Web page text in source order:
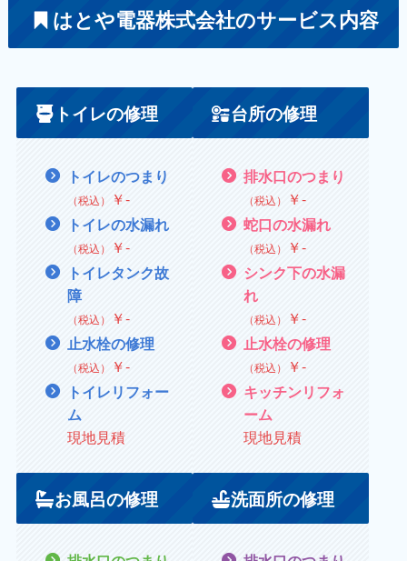
はとや電器株式会社のサービス内容
トイレの修理
トイレのつまり
（税込） ￥‐
トイレの水漏れ
（税込） ￥‐
トイレタンク故
障
（税込） ￥‐
止水栓の修理
（税込） ￥‐
トイレリフォー
ム
現地見積
台所の修理
排水口のつまり
（税込） ￥‐
蛇口の水漏れ
（税込） ￥‐
シンク下の水漏
れ
（税込） ￥‐
止水栓の修理
（税込） ￥‐
キッチンリフォ
ーム
現地見積
お風呂の修理 洗面所の修理